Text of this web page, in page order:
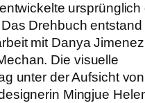
ursprünglich
Drehbuch entstand
mit Danya
Die visuelle
unter der Aufsicht von
Mingjue